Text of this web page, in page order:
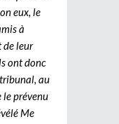
eux, le
à
de leur
ont donc
au
le prévenu
Me